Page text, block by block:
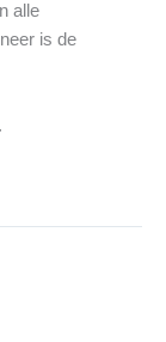
alle
is de